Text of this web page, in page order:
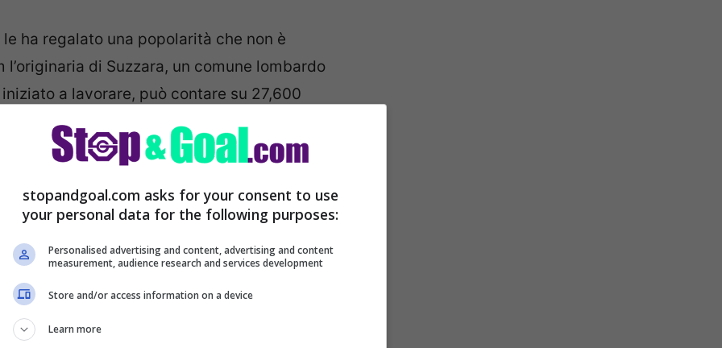
ha regalato una popolarità che non è
di Suzzara, un comune lombardo
a lavorare, può contare su 27,600
stopandgoal.com asks for your consent to use
your personal data for the following purposes:
Personalised advertising and content, advertising and content
measurement, audience research and services development
Store and/or access information on a device
Learn more